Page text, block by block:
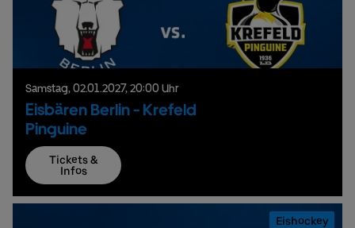
Samstag,02.01.2027,20:00 Uhr
Eisbären Berlin - Krefeld
Pinguine
Tickets &
Infos
Eishockey